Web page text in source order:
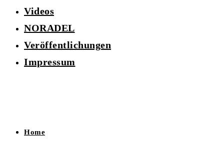
Videos
NORADEL
Veröffentlichungen
Impressum
Home